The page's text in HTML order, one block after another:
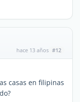
hace 13 años #12
casas en filipinas